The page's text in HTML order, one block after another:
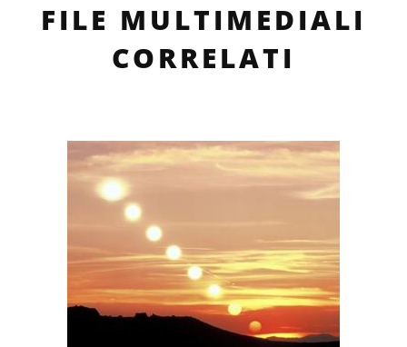
FILE MULTIMEDIALI
CORRELATI